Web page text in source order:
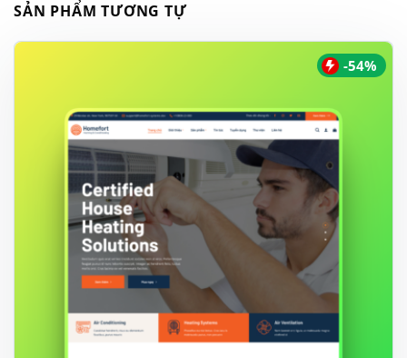
SẢN PHẨM TƯƠNG TỰ
-54%